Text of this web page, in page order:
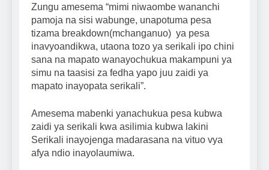
Zungu amesema “mimi niwaombe wananchi
pamoja na sisi wabunge, unapotuma pesa
tizama breakdown(mchanganuo) ya pesa
inavyoandikwa, utaona tozo ya serikali ipo chini
sana na mapato wanayochukua makampuni ya
simu na taasisi za fedha yapo juu zaidi ya
mapato inayopata serikali”.
Amesema mabenki yanachukua pesa kubwa
zaidi ya serikali kwa asilimia kubwa lakini
Serikali inayojenga madarasana na vituo vya
afya ndio inayolaumiwa.